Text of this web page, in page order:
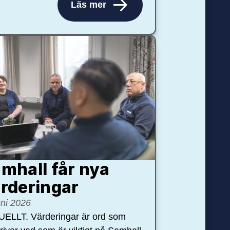
Läs mer
får nya
2026
Värderingar är ord som